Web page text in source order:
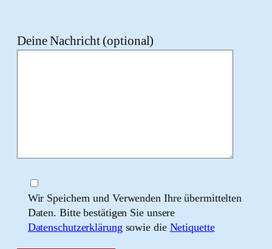
Deine Nachricht (optional)
Wir Speichern und Verwenden Ihre übermittelten
Daten. Bitte bestätigen Sie unsere
Datenschutzerklärung sowie die Netiquette